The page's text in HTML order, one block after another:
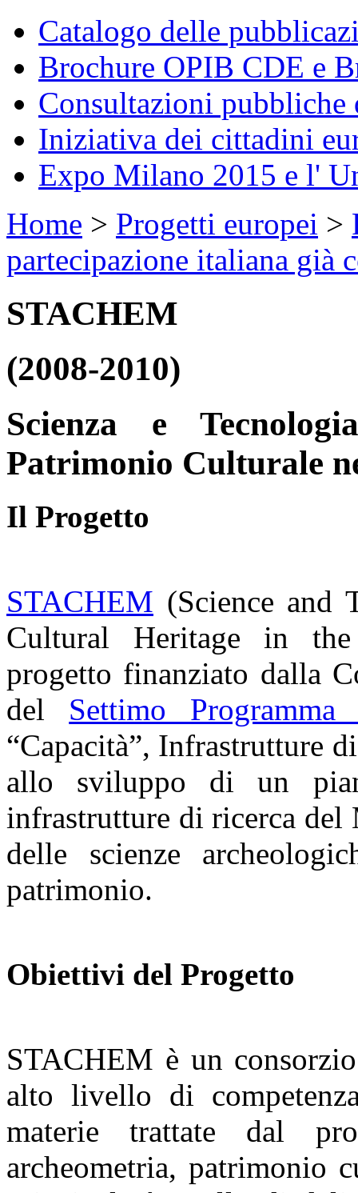
Catalogo delle
Brochure OPIB CDE e
Consultazioni pubbliche
Iniziativa dei cittadini
Expo Milano 2015 e l'
Home > Progetti europei >
partecipazione italiana già
STACHEM
(2008-2010)
Scienza e
Patrimonio Culturale
Il Progetto
STACHEM (Science and
Cultural Heritage in
progetto finanziato dalla
del Settimo Programma
“Capacità”, Infrastrutture
allo sviluppo di un
infrastrutture di ricerca del
delle scienze
patrimonio.
Obiettivi del Progetto
STACHEM è un
alto livello di
materie trattate dal
archeometria, patrimonio